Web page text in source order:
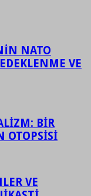
NATO
VE
BİR
OTOPSİSİ
VE